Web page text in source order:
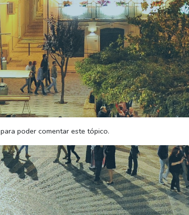
para poder comentar este tópico.